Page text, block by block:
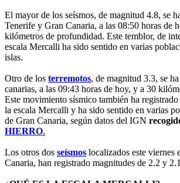
El mayor de los seísmos, de magnitud 4.8, se
Tenerife y Gran Canaria, a las 08:50 horas de
kilómetros de profundidad. Este temblor, de
escala Mercalli ha sido sentido en varias
islas.
Otro de los terremotos, de magnitud 3.3, se
canarias, a las 09:43 horas de hoy, y a 30
Este movimiento sísmico también ha
la escala Mercalli y ha sido sentido en varias
de Gran Canaria, según datos del IGN
HIERRO.
Los otros dos seísmos localizados este viernes
Canaria, han registrado magnitudes de 2.2 y